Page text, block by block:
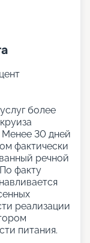
более
Менее 30 дней
фактически
речной
факту
реализации
питания.